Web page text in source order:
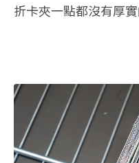
折卡夾一點都沒有厚